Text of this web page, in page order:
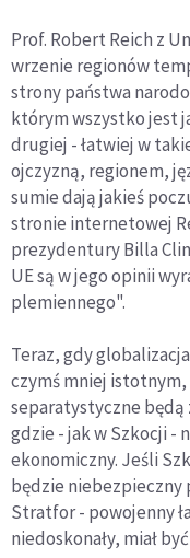
Prof. Robert Reich z
wrzenie regionów
strony państwa
którym wszystko jest
drugiej - łatwiej w
ojczyzną, regionem,
sumie dają jakieś
stronie internetowej
prezydentury Billa
UE są w jego opinii
plemiennego".
Teraz, gdy
czymś mniej istotnym,
separatystyczne będą
gdzie - jak w Szkocji -
ekonomiczny. Jeśli
będzie niebezpieczny
Stratfor - powojenny
niedoskonały, miał